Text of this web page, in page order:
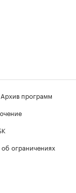
Архив программ
ограничениях